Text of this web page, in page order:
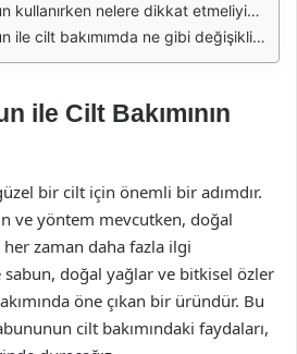
kullanırken nelere dikkat etmeliyim?
bakımımda ne gibi değişiklikler bekleyebilirim?
ile Cilt Bakımının
bir cilt için önemli bir adımdır.
ve yöntem mevcutken, doğal
zaman daha fazla ilgi
doğal yağlar ve bitkisel özler
öne çıkan bir üründür. Bu
cilt bakımındaki faydaları,